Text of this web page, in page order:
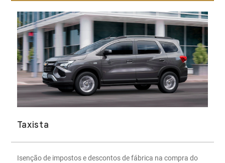
Taxista
Isenção de impostos e descontos de fábrica na compra do